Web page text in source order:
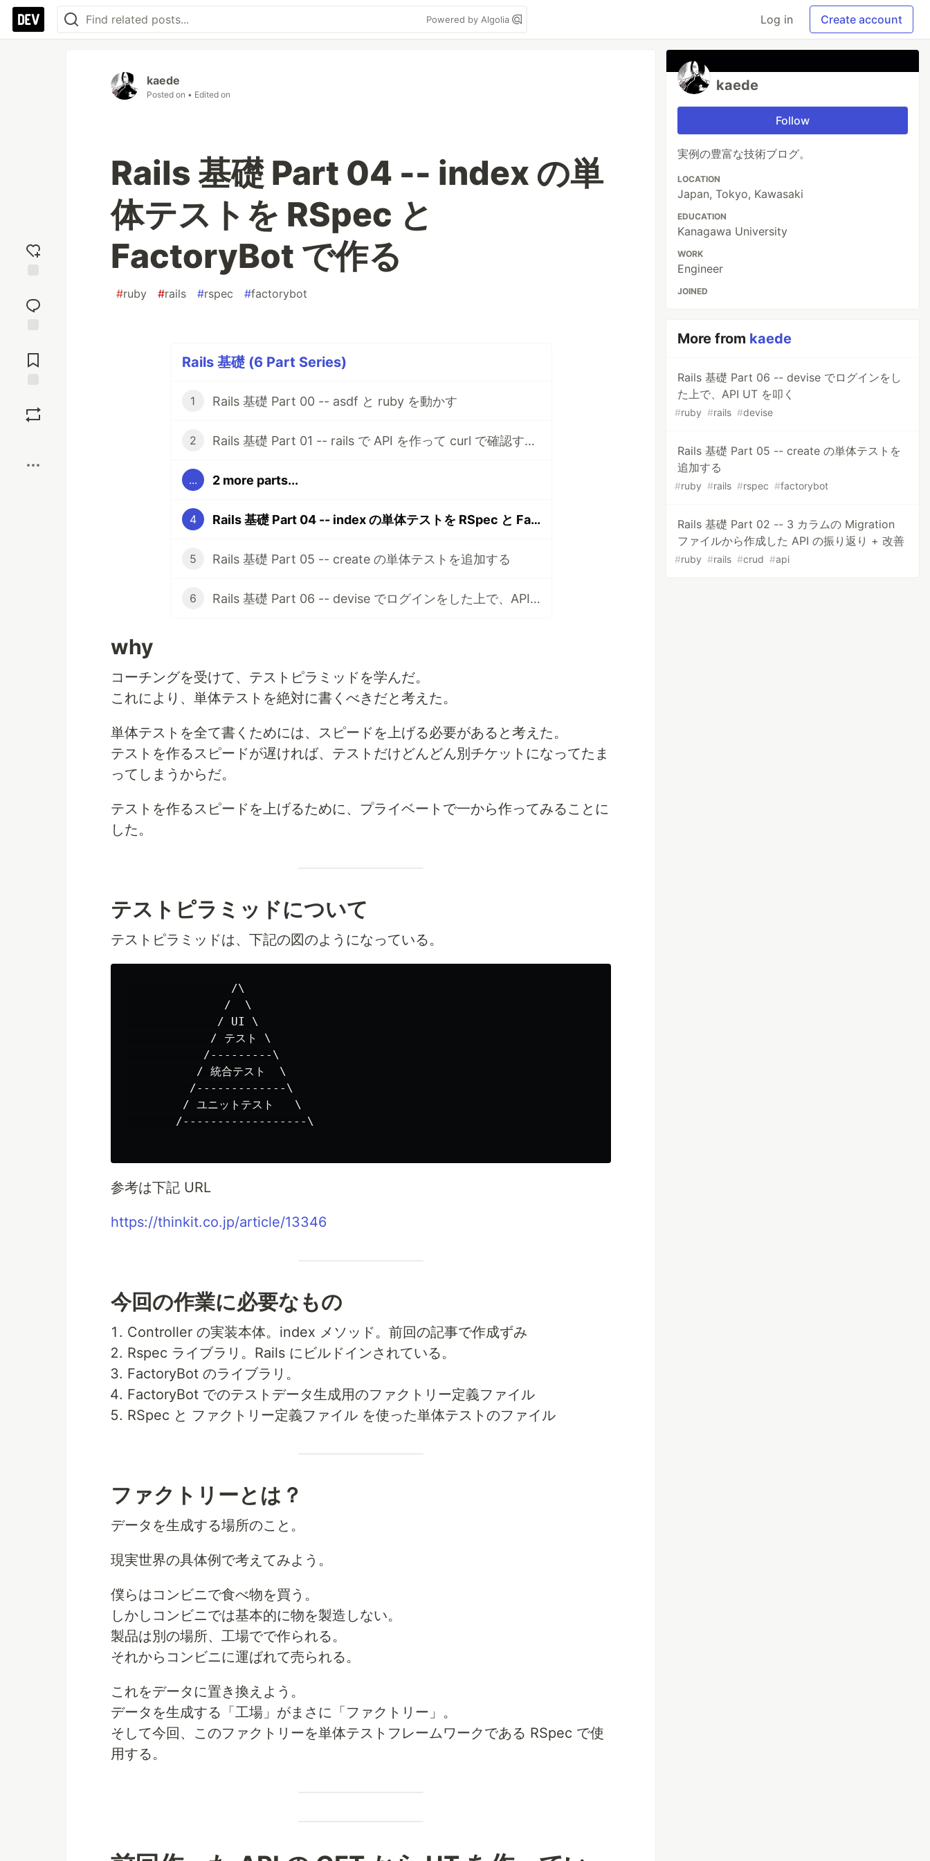
Powered by Algolia Log in Create account
reaction
Comments
kaede
Posted on • Edited on
Rails 基礎 Part 04 -- index の単
体テストを RSpec と
FactoryBot で作る
#ruby #rails #rspec #factorybot
Rails 基礎 (6 Part Series)
1 Rails 基礎 Part 00 -- asdf と ruby を動かす
2 Rails 基礎 Part 01 -- rails で API を作って curl で確認する。
... 2 more parts...
4 Rails 基礎 Part 04 -- index の単体テストを RSpec と FactoryBot で作る
5 Rails 基礎 Part 05 -- create の単体テストを追加する
6 Rails 基礎 Part 06 -- devise でログインをした上で、API UT を叩く
why
コーチングを受けて、テストピラミッドを学んだ。
これにより、単体テストを絶対に書くべきだと考えた。
単体テストを全て書くためには、スピードを上げる必要があると考えた。
テストを作るスピードが遅ければ、テストだけどんどん別チケットになってたま
ってしまうからだ。
テストを作るスピードを上げるために、プライベートで一から作ってみることに
した。
テストピラミッドについて
テストピラミッドは、下記の図のようになっている。
               /\
              /  \
             / UI \
            / テスト \
           /---------\
          / 統合テスト  \
         /-------------\
        / ユニットテスト   \
       /------------------\
参考は下記 URL
https://thinkit.co.jp/article/13346
今回の作業に必要なもの
Controller の実装本体。index メソッド。前回の記事で作成ずみ
Rspec ライブラリ。Rails にビルドインされている。
FactoryBot のライブラリ。
FactoryBot でのテストデータ生成用のファクトリー定義ファイル
RSpec と ファクトリー定義ファイル を使った単体テストのファイル
ファクトリーとは？
データを生成する場所のこと。
現実世界の具体例で考えてみよう。
僕らはコンビニで食べ物を買う。
しかしコンビニでは基本的に物を製造しない。
製品は別の場所、工場でで作られる。
それからコンビニに運ばれて売られる。
これをデータに置き換えよう。
データを生成する「工場」がまさに「ファクトリー」。
そして今回、このファクトリーを単体テストフレームワークである RSpec で使
用する。
kaede
Follow
実例の豊富な技術ブログ。
LOCATION
Japan, Tokyo, Kawasaki
EDUCATION
Kanagawa University
WORK
Engineer
JOINED
More from kaede
Rails 基礎 Part 06 -- devise でログインをし
た上で、API UT を叩く
#ruby #rails #devise
Rails 基礎 Part 05 -- create の単体テストを
追加する
#ruby #rails #rspec #factorybot
Rails 基礎 Part 02 -- 3 カラムの Migration
ファイルから作成した API の振り返り + 改善
#ruby #rails #crud #api